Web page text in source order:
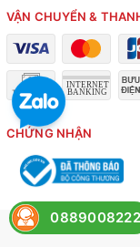
VẬN CHUYỂN &
CHỨNG NHẬN
©
0889008222